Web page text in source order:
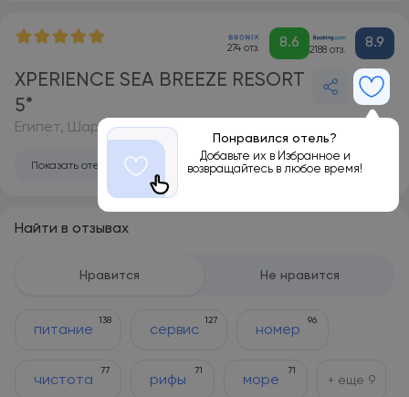
274 отз. 8.6 2188 отз. 8.9
XPERIENCE SEA BREEZE RESORT
5*
Понравился отель?
Добавьте их в Избранное и
возвращайтесь в любое время!
Египет, Шарм-эль-Шейх
Показать отель на карте
Найти в отзывах
Нравится Не нравится
питание
138
сервис
127
номер
96
чистота
77
рифы
71
море
71
+ еще 9